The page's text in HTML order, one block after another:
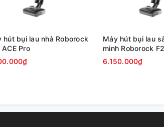
một tay là có thể
xoắn tiện lợi tối
quả
chọn máy có công
hút bụi lau nhà Roborock
Pro
Máy hút bụi lau
minh Roborock
6.150.000₫